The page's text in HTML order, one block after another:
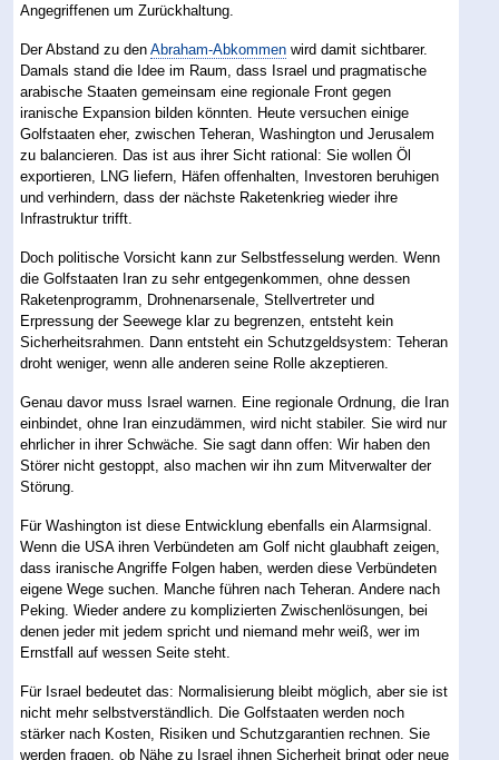
Angegriffenen um Zurückhaltung.
Der Abstand zu denAbraham-Abkommen wird damit sichtbarer.
Damals stand die Idee im Raum, dass Israel und pragmatische
arabische Staaten gemeinsam eine regionale Front gegen
iranische Expansion bilden könnten. Heute versuchen einige
Golfstaaten eher, zwischen Teheran, Washington und Jerusalem
zu balancieren. Das ist aus ihrer Sicht rational: Sie wollen Öl
exportieren, LNG liefern, Häfen offenhalten, Investoren beruhigen
und verhindern, dass der nächste Raketenkrieg wieder ihre
Infrastruktur trifft.
Doch politische Vorsicht kann zur Selbstfesselung werden. Wenn
die Golfstaaten Iran zu sehr entgegenkommen, ohne dessen
Raketenprogramm, Drohnenarsenale, Stellvertreter und
Erpressung der Seewege klar zu begrenzen, entsteht kein
Sicherheitsrahmen. Dann entsteht ein Schutzgeldsystem: Teheran
droht weniger, wenn alle anderen seine Rolle akzeptieren.
Genau davor muss Israel warnen. Eine regionale Ordnung, die Iran
einbindet, ohne Iran einzudämmen, wird nicht stabiler. Sie wird nur
ehrlicher in ihrer Schwäche. Sie sagt dann offen: Wir haben den
Störer nicht gestoppt, also machen wir ihn zum Mitverwalter der
Störung.
Für Washington ist diese Entwicklung ebenfalls ein Alarmsignal.
Wenn die USA ihren Verbündeten am Golf nicht glaubhaft zeigen,
dass iranische Angriffe Folgen haben, werden diese Verbündeten
eigene Wege suchen. Manche führen nach Teheran. Andere nach
Peking. Wieder andere zu komplizierten Zwischenlösungen, bei
denen jeder mit jedem spricht und niemand mehr weiß, wer im
Ernstfall auf wessen Seite steht.
Für Israel bedeutet das: Normalisierung bleibt möglich, aber sie ist
nicht mehr selbstverständlich. Die Golfstaaten werden noch
stärker nach Kosten, Risiken und Schutzgarantien rechnen. Sie
werden fragen, ob Nähe zu Israel ihnen Sicherheit bringt oder neue